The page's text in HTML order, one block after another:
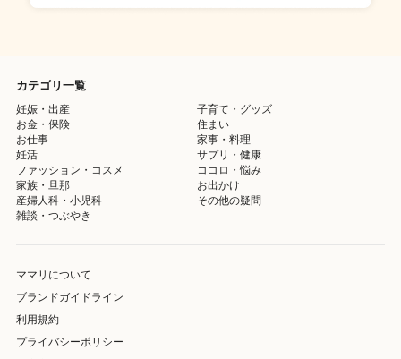
カテゴリ一覧
妊娠・出産
子育て・グッズ
お金・保険
住まい
お仕事
家事・料理
妊活
サプリ・健康
ファッション・コスメ
ココロ・悩み
家族・旦那
お出かけ
産婦人科・小児科
その他の疑問
雑談・つぶやき
ママリについて
ブランドガイドライン
利用規約
プライバシーポリシー